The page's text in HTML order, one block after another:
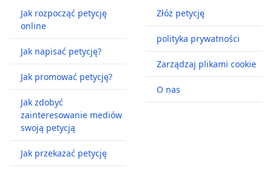
Jak rozpocząć petycję
online
Jak napisać petycję?
Jak promować petycję?
Jak zdobyć
zainteresowanie mediów
swoją petycją
Jak przekazać petycję
Złóż petycję
polityka prywatności
Zarządzaj plikami cookie
O nas